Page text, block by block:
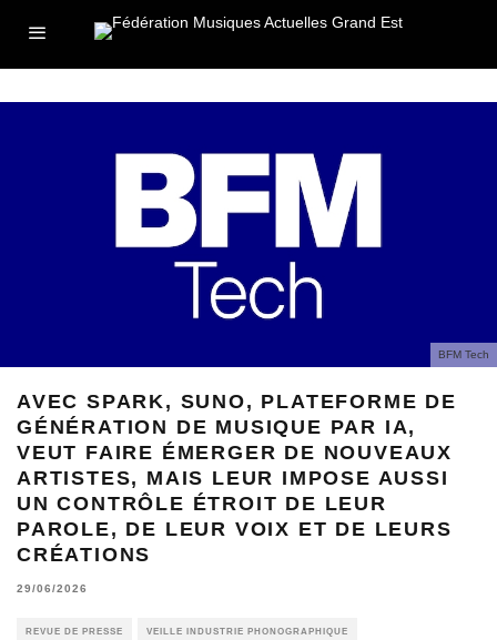
BFM Tech
AVEC SPARK, SUNO, PLATEFORME DE
GÉNÉRATION DE MUSIQUE PAR IA,
VEUT FAIRE ÉMERGER DE NOUVEAUX
ARTISTES, MAIS LEUR IMPOSE AUSSI
UN CONTRÔLE ÉTROIT DE LEUR
PAROLE, DE LEUR VOIX ET DE LEURS
CRÉATIONS
29/06/2026
REVUE DE PRESSE VEILLE INDUSTRIE PHONOGRAPHIQUE